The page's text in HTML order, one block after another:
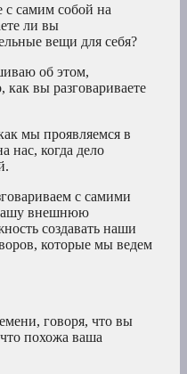
с самим собой на
ли вы
вещи для себя?
об этом,
как вы разговариваете
мы проявляемся в
нас, когда дело
с самими
внешнюю
создавать наши
которые мы ведем
говоря, что вы
похожа ваша